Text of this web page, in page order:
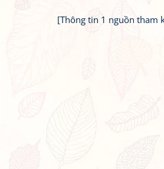
[Thông tin 1 nguồn tham